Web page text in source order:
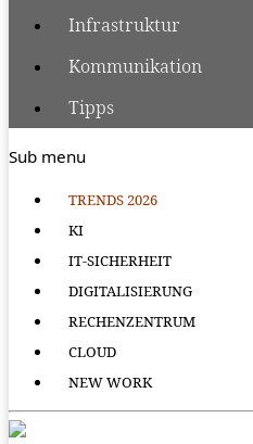
Infrastruktur
Kommunikation
Tipps
Sub menu
TRENDS 2026
KI
IT-SICHERHEIT
DIGITALISIERUNG
RECHENZENTRUM
CLOUD
NEW WORK